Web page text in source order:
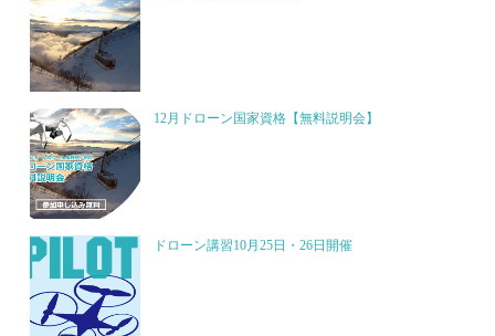
12月ドローン国家資格【無料説明会】
ドローン講習10月25日・26日開催